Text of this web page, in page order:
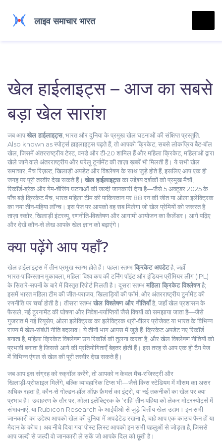
खेल हाईलाइट्स – आज का सबसे
बड़ा खेल सारांश
जब आपखेल हाईलाइट्स, भारत और दुनिया के प्रमुख खेल घटनाओं की संक्षिप्त प्रस्तुति.
Also known asस्पोर्ट्स हाइलाइट्सपढ़ते हैं, तो आपकोक्रिकेट, सबसे लोकप्रिय बैट‑बॉल
खेल, जिसमें अंतरराष्ट्रीय टेस्ट, वनडे और टी‑20 शामिल हैंऔरमहिला क्रिकेट, महिलाओं द्वारा
खेले जाने वाले अंतरराष्ट्रीय और घरेलू टूर्नामेंटकी ताज़ा ख़बरें भी मिलती हैं। ये सभीखेल
समाचार मैच रिज़ल्ट, खिलाड़ी अपडेट और विश्लेषणके साथ जुड़े होते हैं, इसलिए आप एक ही
जगह पर पूरी तस्वीर देख सकते हैं। खेल हाईलाइट्सका उद्देश्य दर्शकों को प्रमुख मैचों,
रिकॉर्ड‑ब्रेक और गेम‑चेंजिंग घटनाओं की जल्दी जानकारी देना है—जैसे 5 अक्टूबर 2025 के
पाँच बड़े क्रिकेट मैच, भारत महिला टीम की पाकिस्तान पर 88 रन की जीत या ओला इलेक्ट्रिक
का नया तीन‑पहिया लॉन्च। इस पेज पर आपको वह सब मिलेगा जो खेल प्रेमियों को जरूरत है:
ताज़ा स्कोर, खिलाड़ी इंटरव्यू, रणनीति‑विश्लेषण और आगामी आयोजन का कैलेंडर। आगे पढ़िए
और देखें कौन‑से लेख आपके खेल ज्ञान को बढ़ाएंगे।
क्या पढ़ेंगे आप यहाँ?
खेल हाईलाइट्स में तीन प्रमुख स्तम्भ होते हैं। पहला स्तम्भक्रिकेट अपडेटहै, जहाँ
भारत‑पाकिस्तान मुकाबला, महिला विश्व कप की टर्निंग पॉइंट और इंडियन प्रीमियर लीग (IPL)
के सितारे‑सपनों के बारे में विस्तृत रिपोर्ट मिलती है। दूसरा स्तम्भमहिला क्रिकेट विश्लेषणहै;
इसमें भारत महिला टीम की जीत‑पराजय, खिलाड़ियों की फॉर्म, और अंतरराष्ट्रीय टुर्नामेंट की
रणनीति पर चर्चा होती है। तीसरा स्तम्भखेल विश्लेषण और नीतियाँहै, जहाँ खेल प्रशासन के
फैसले, नई टूरनामेंट की घोषणा और निवेश‑पर्याप्तियों जैसे विषयों को समझाया जाता है—जैसे
गुजरात में नई रियूसेप, ओला इलेक्ट्रिक का इलेक्ट्रिक थ्री‑वीलर प्रोजेक्ट या भारत के विभिन्न
राज्य में खेल‑संबंधी नीति बदलाव। ये तीनों भाग आपस में जुड़े हैं: क्रिकेट अपडेट नए रिकॉर्ड
बनाता है, महिला क्रिकेट विश्लेषण उन रिकॉर्ड की तुलना करता है, और खेल विश्लेषण नीतियों को
प्रभावी बनाता है जिससे आगे की प्रतियोगिताएँ बेहतर होती हैं। इस तरह से आप एक ही टैग पेज
में विभिन्न एंगल से खेल की पूरी तस्वीर देख सकते हैं।
जब आप इस संग्रह को स्क्रॉल करेंगे, तो आपको न केवल मैच‑रजिस्ट्री और
खिलाड़ी‑प्रोफ़ाइल मिलेंगे, बल्कि व्यावहारिक टिप्स भी—जैसे किस स्टेडियम में मौसम का असर
अधिक रहता है, कौन‑से गोल्डन‑हॉल ऑफ़ फ़ैमर्स का इंट्रो, या नई तकनीकों का खेल पर क्या
प्रभाव है। उदाहरण के तौर पर, ओला इलेक्ट्रिक के ‘राहि’ तीन‑पहिया को लेकर मोटरस्पोर्ट्स में
संभावनाएं, या Rubicon Research के आईपीओ से जुड़े वित्तीय खेल‑उद्यम। इन सभी
जानकारी का उद्देश्य आपको खेल की दुनिया में अपडेटेड रखना है, चाहे आप एक काउच फैन हों या
मैदान के कोच। अब नीचे दिया गया पोस्ट लिस्ट आपको इन सभी पहलुओं से जोड़ता है, जिससे
आप जल्दी से जल्दी वो जानकारी ले सकें जो आपके दिल को छूती है।